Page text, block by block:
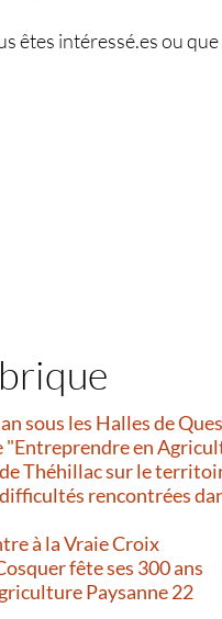
êtes intéressé.es ou
sous les Halles de
en
Théhillac sur le
rencontrées
à la Vraie Croix
fête ses 300 ans
Paysanne 22